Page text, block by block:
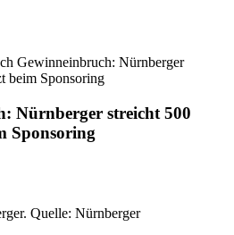
Gewinneinbruch: Nürnberger
beim Sponsoring
Nürnberger streicht 500
Sponsoring
Quelle: Nürnberger